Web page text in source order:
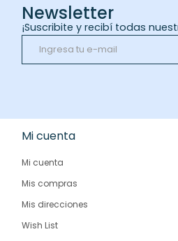
Newsletter
¡Suscribite y recibí todas
Mi cuenta
Mi cuenta
Mis compras
Mis direcciones
Wish List